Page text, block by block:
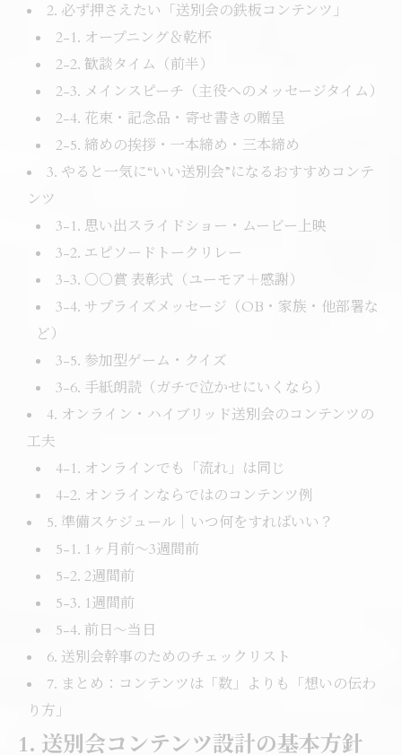
2. 必ず押さえたい「送別会の鉄板コンテンツ」
2-1. オープニング＆乾杯
2-2. 歓談タイム（前半）
2-3. メインスピーチ（主役へのメッセージタイム）
2-4. 花束・記念品・寄せ書きの贈呈
2-5. 締めの挨拶・一本締め・三本締め
3. やると一気に“いい送別会”になるおすすめコンテ
ンツ
3-1. 思い出スライドショー・ムービー上映
3-2. エピソードトークリレー
3-3. ○○賞 表彰式（ユーモア＋感謝）
3-4. サプライズメッセージ（OB・家族・他部署な
ど）
3-5. 参加型ゲーム・クイズ
3-6. 手紙朗読（ガチで泣かせにいくなら）
4. オンライン・ハイブリッド送別会のコンテンツの
工夫
4-1. オンラインでも「流れ」は同じ
4-2. オンラインならではのコンテンツ例
5. 準備スケジュール｜いつ何をすればいい？
5-1. 1ヶ月前〜3週間前
5-2. 2週間前
5-3. 1週間前
5-4. 前日〜当日
6. 送別会幹事のためのチェックリスト
7. まとめ：コンテンツは「数」よりも「想いの伝わ
り方」
1. 送別会コンテンツ設計の基本方針